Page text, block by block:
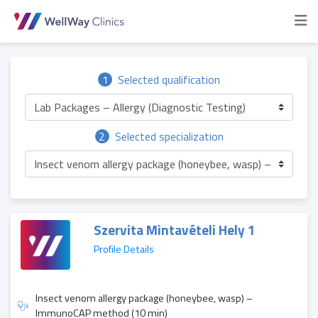
1 Selected qualification
Lab Packages – Allergy (Diagnostic Testing)
2
Selected specialization
Insect venom allergy package (honeybee, wasp) –
Szervita Mintavételi Hely 1
Profile Details
Insect venom allergy package (honeybee, wasp) –
ImmunoCAP method (10 min)